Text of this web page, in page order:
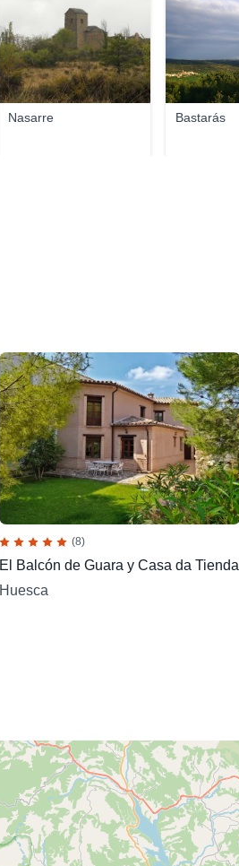
Nasarre Bastarás
(8)
El Balcón de Guara y Casa da Tienda
Huesca